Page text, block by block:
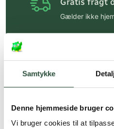
Samtykke
Denne hjemmeside bruger
Vi bruger cookies til at
Gratis fragt
Gælder ikke
Hurtig
Faste lave